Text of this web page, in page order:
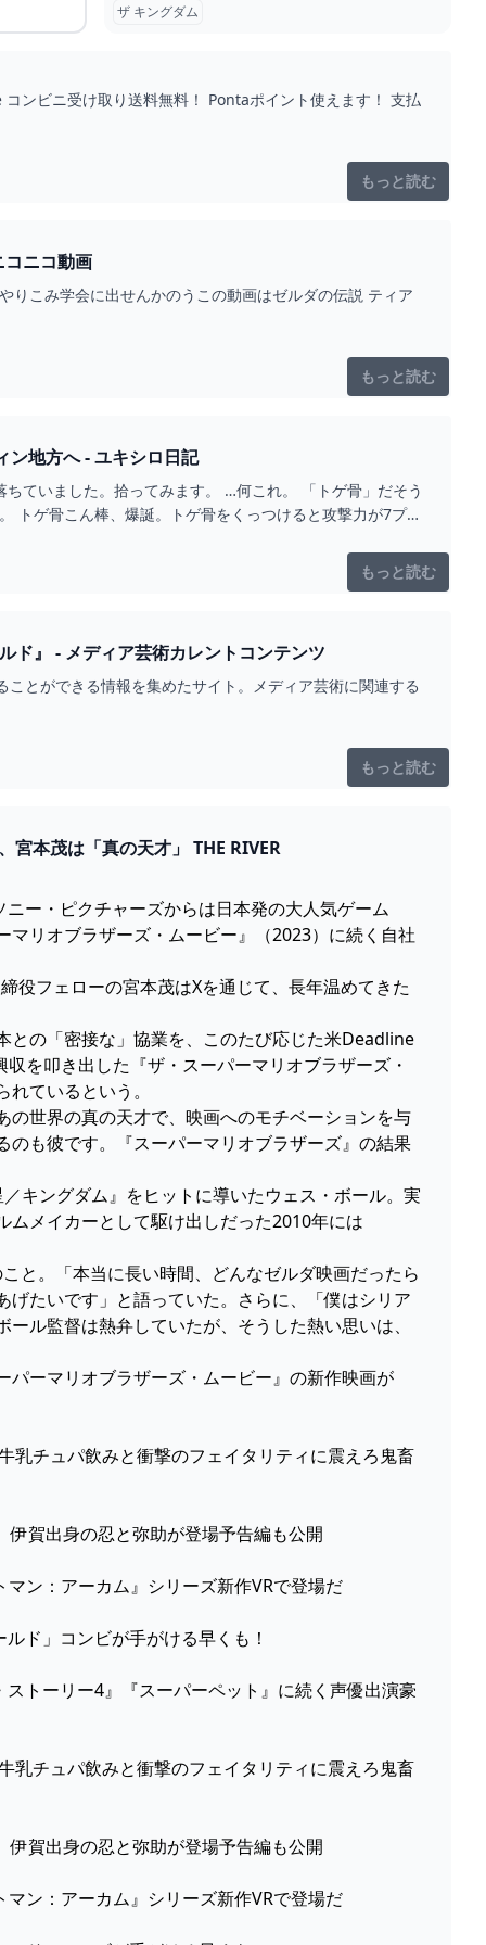
ザ キングダム
ニ受け取り送料無料！ Pontaポイント使えます！ 支払
もっと読む
ニコ動画
こみ学会に出せんかのうこの動画はゼルダの伝説 ティア
もっと読む
ン地方へ - ユキシロ日記
ていました。拾ってみます。 …何これ。 「トゲ骨」だそう
トゲ骨こん棒、爆誕。トゲ骨をくっつけると攻撃力が7プラ
もっと読む
ド』 - メディア芸術カレントコンテンツ
とができる情報を集めたサイト。メディア芸術に関連する
もっと読む
『ゼルダの伝説』実写映画版、任天堂との「密接な協力」で開発中 ─ スタジオ幹部、宮本茂は「真の天才」 THE RIVER
ー・ピクチャーズからは日本発の大人気ゲーム
リオブラザーズ・ムービー』（2023）に続く自社
役フェローの宮本茂はXを通じて、長年温めてきた
との「密接な」協業を、このたび応じた米Deadline
を叩き出した『ザ・スーパーマリオブラザーズ・
ているという。
世界の真の天才で、映画へのモチベーションを与
も彼です。『スーパーマリオブラザーズ』の結果
キングダム』をヒットに導いたウェス・ボール。実
メイカーとして駆け出しだった2010年には
と。「本当に長い時間、どんなゼルダ映画だったら
たいです」と語っていた。さらに、「僕はシリア
ル監督は熱弁していたが、そうした熱い思いは、
ーマリオブラザーズ・ムービー』の新作映画が
チュパ飲みと衝撃のフェイタリティに震えろ鬼畜
賀出身の忍と弥助が登場予告編も公開
ン：アーカム』シリーズ新作VRで登場だ
ド」コンビが手がける早くも！
トーリー4』『スーパーペット』に続く声優出演豪
チュパ飲みと衝撃のフェイタリティに震えろ鬼畜
賀出身の忍と弥助が登場予告編も公開
ン：アーカム』シリーズ新作VRで登場だ